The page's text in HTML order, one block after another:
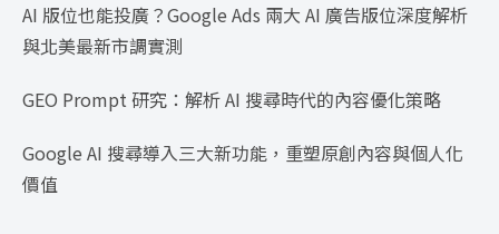
AI 版位也能投廣？Google Ads 兩大 AI 廣告版位深度解析
與北美最新市調實測
GEO Prompt 研究：解析 AI 搜尋時代的內容優化策略
Google AI 搜尋導入三大新功能，重塑原創內容與個人化
價值